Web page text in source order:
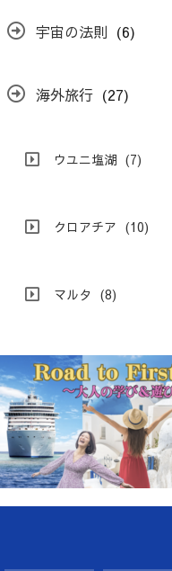
宇宙の法則 (6)
海外旅行 (27)
ウユニ塩湖 (7)
クロアチア (10)
マルタ (8)